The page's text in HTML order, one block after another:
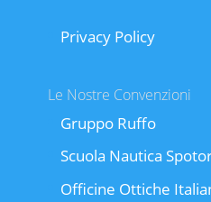
Privacy Policy
Le Nostre Convenzioni
Gruppo Ruffo
Scuola Nautica
Officine Ottiche